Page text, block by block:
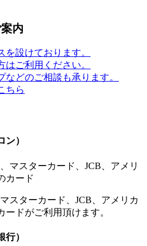
内
を設けております。
ご利用ください。
などのご相談も承ります。
ちら
）
スターカード、JCB、アメリカ
ードがご利用頂けます。
）